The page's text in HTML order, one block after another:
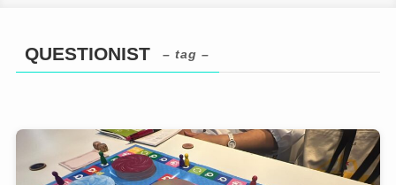
QUESTIONIST – tag –